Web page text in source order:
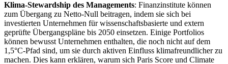
Klima-Stewardship des Managements: Finanzinstitute können
zum Übergang zu Netto-Null beitragen, indem sie sich bei
investierten Unternehmen für wissenschaftsbasierte und extern
geprüfte Übergangspläne bis 2050 einsetzen. Einige Portfolios
können bewusst Unternehmen enthalten, die noch nicht auf dem
1,5°C-Pfad sind, um sie durch aktiven Einfluss klimafreundlicher zu
machen. Dies kann erklären, warum sich Paris Score und Climate